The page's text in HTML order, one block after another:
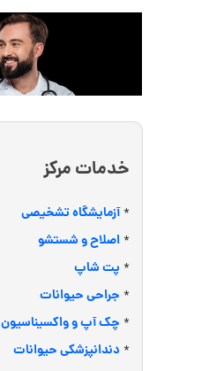
خدمات مرکز
*آزمایشگاه تشخیصی
*اصلاح و شستشو
* پت شاپ
* جراحی حیوانات
* چک آپ و واکسیناسیون
*دندانپزشکی حیوانات